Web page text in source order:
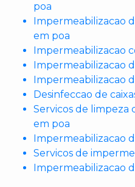
poa
Impermeabilizacao
em poa
Impermeabilizacao
Impermeabilizacao
Impermeabilizacao
Desinfeccao de
Servicos de limpeza
em poa
Impermeabilizacao
Servicos de
Impermeabilizacao